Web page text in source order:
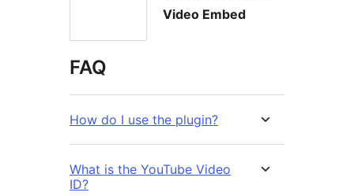
Video Embed
FAQ
How do I use the plugin?
What is the YouTube Video
ID?